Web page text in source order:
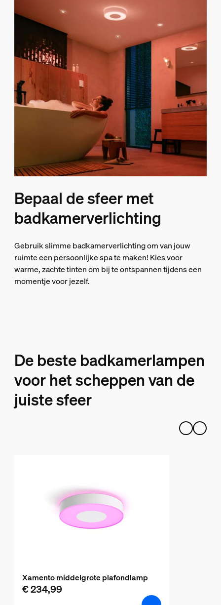
Bepaal de sfeer met
badkamerverlichting
Gebruik slimme badkamerverlichting om van jouw
ruimte een persoonlijke spa te maken! Kies voor
warme, zachte tinten om bij te ontspannen tijdens een
momentje voor jezelf.
De beste badkamerlampen
voor het scheppen van de
juiste sfeer
Xamento middelgrote plafondlamp
€ 234,99